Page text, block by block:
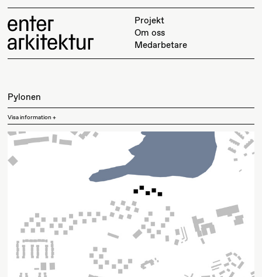
Projekt
Om oss
Medarbetare
Pylonen